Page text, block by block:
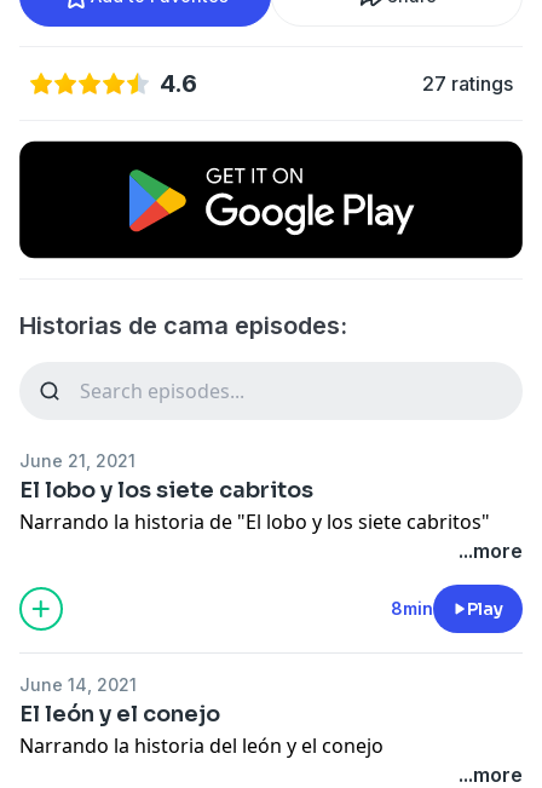
4.6 27 ratings
Historias de cama episodes:
June 21, 2021
El lobo y los siete cabritos
Narrando la historia de "El lobo y los siete cabritos"
...more
8min Play
June 14, 2021
El león y el conejo
Narrando la historia del león y el conejo
...more